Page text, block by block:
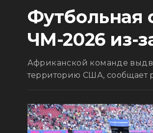
Футбольная
ЧМ-2026 из-
Африканской команде
территорию США, сообщает